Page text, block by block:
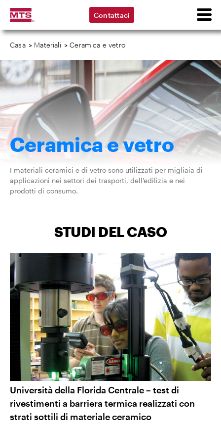
Contattaci
Casa > Materiali >Ceramica e vetro
Ceramica e vetro
I materiali ceramici e di vetro sono utilizzati per migliaia di
applicazioni nei settori dei trasporti, dell'edilizia e nei
prodotti di consumo.
STUDI DEL CASO
Università della Florida Centrale – test di
rivestimenti a barriera termica realizzati con
strati sottili di materiale ceramico